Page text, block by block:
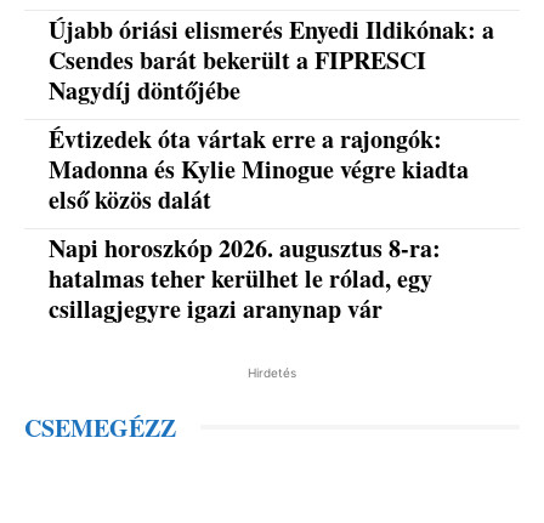
Újabb óriási elismerés Enyedi Ildikónak: a
Csendes barát bekerült a FIPRESCI
Nagydíj döntőjébe
Évtizedek óta vártak erre a rajongók:
Madonna és Kylie Minogue végre kiadta
első közös dalát
Napi horoszkóp 2026. augusztus 8-ra:
hatalmas teher kerülhet le rólad, egy
csillagjegyre igazi aranynap vár
Hirdetés
CSEMEGÉZZ